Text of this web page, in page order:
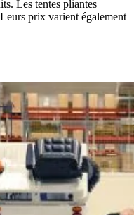
Les tentes pliantes
prix varient également